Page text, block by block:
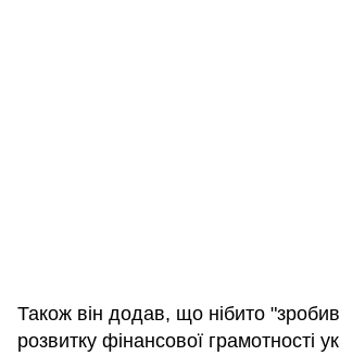
Також він додав, що нібито
розвитку фінансової грамотності